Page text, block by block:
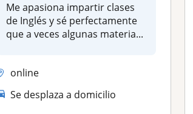
Me apasiona impartir clases
de Inglés y sé perfectamente
que a veces algunas materia...
online
Se desplaza a domicilio